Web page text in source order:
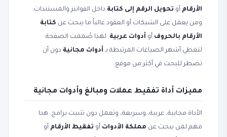
الأرقام أو تحويل الرقم إلى كتابة داخل الفواتير والمستندات.
ومن يعمل على الشيكات أو العقود غالباً ما يبحث عن كتابة
الأرقام بالحروف أو أدوات عربية. لهذا صُممت الصفحة
لتغطي أشهر الصياغات المرتبطة بـ أدوات مجانية دون أن
تضطر للبحث في أكثر من موقع.
مميزات أداة تفقيط عملات ومبالغ وأدوات مجانية
الأداة مجانية، عربية، وسريعة، وتعمل دون تثبيت برامج. هذا
مهم لمن يبحث عن مملكة الأدوات أو تفقيط الأرقام أو